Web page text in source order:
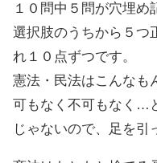
１０問中５問が穴埋
選択肢のうちから５つ
れ１０点ずつです。
憲法・民法はこんなも
可もなく不可もなく…
じゃないので、足を引